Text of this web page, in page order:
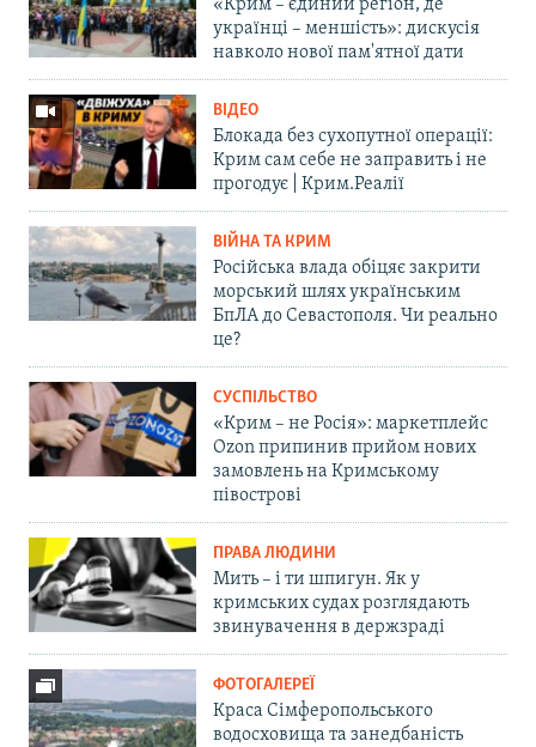
«Крим – єдиний регіон, де
українці – меншість»: дискусія
навколо нової пам'ятної дати
ВІДЕО
Блокада без сухопутної операції:
Крим сам себе не заправить і не
прогодує | Крим.Реалії
ВІЙНА ТА КРИМ
Російська влада обіцяє закрити
морський шлях українським
БпЛА до Севастополя. Чи реально
це?
СУСПІЛЬСТВО
«Крим – не Росія»: маркетплейс
Ozon припинив прийом нових
замовлень на Кримському
півострові
ПРАВА ЛЮДИНИ
Мить – і ти шпигун. Як у
кримських судах розглядають
звинувачення в держзраді
ФОТОГАЛЕРЕЇ
Краса Сімферопольського
водосховища та занедбаність